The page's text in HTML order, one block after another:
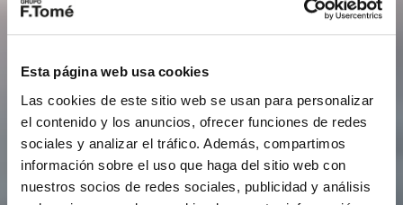
Esta página web usa cookies
Las cookies de este sitio web se usan para personalizar
el contenido y los anuncios, ofrecer funciones de redes
sociales y analizar el tráfico. Además, compartimos
información sobre el uso que haga del sitio web con
nuestros socios de redes sociales, publicidad y análisis